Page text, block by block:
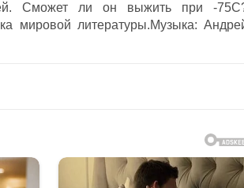
Сможет ли он выжить при -
мировой литературы.Музыка: